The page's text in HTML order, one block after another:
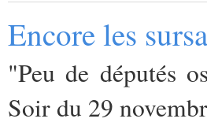
Encore les
"Peu de députés
Soir du 29